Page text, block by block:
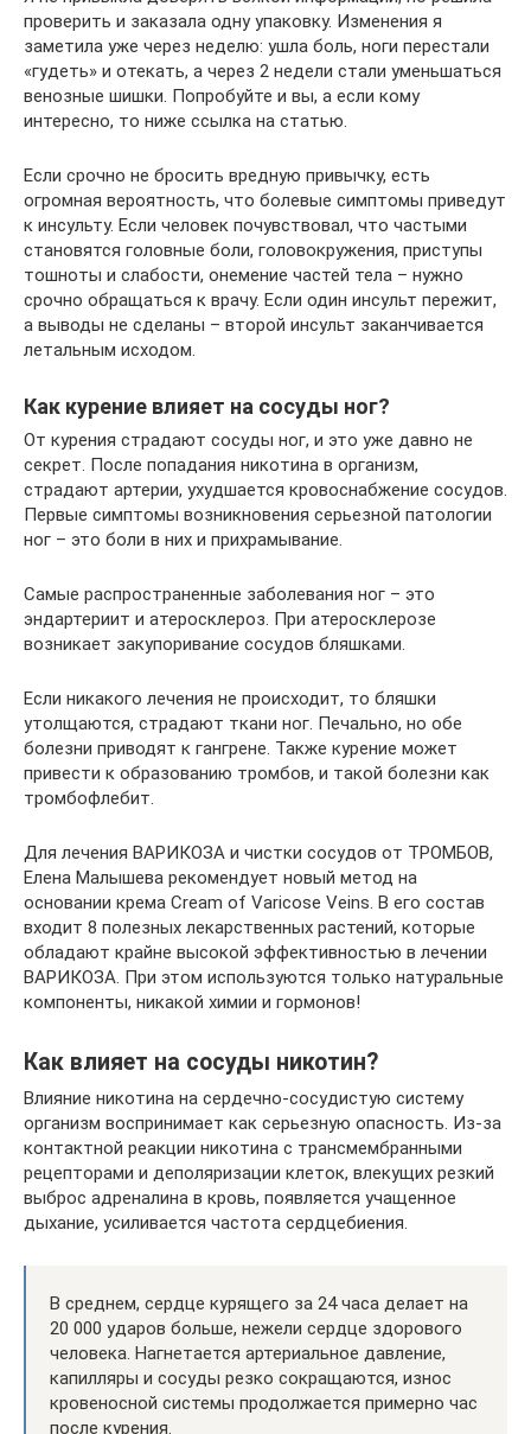
проверить и заказала одну упаковку. Изменения я
заметила уже через неделю: ушла боль, ноги перестали
«гудеть» и отекать, а через 2 недели стали уменьшаться
венозные шишки. Попробуйте и вы, а если кому
интересно, то ниже ссылка на статью.
Если срочно не бросить вредную привычку, есть
огромная вероятность, что болевые симптомы приведут
к инсульту. Если человек почувствовал, что частыми
становятся головные боли, головокружения, приступы
тошноты и слабости, онемение частей тела – нужно
срочно обращаться к врачу. Если один инсульт пережит,
а выводы не сделаны – второй инсульт заканчивается
летальным исходом.
Как курение влияет на сосуды ног?
От курения страдают сосуды ног, и это уже давно не
секрет. После попадания никотина в организм,
страдают артерии, ухудшается кровоснабжение сосудов.
Первые симптомы возникновения серьезной патологии
ног – это боли в них и прихрамывание.
Самые распространенные заболевания ног – это
эндартериит и атеросклероз. При атеросклерозе
возникает закупоривание сосудов бляшками.
Если никакого лечения не происходит, то бляшки
утолщаются, страдают ткани ног. Печально, но обе
болезни приводят к гангрене. Также курение может
привести к образованию тромбов, и такой болезни как
тромбофлебит.
Для лечения ВАРИКОЗА и чистки сосудов от ТРОМБОВ,
Елена Малышева рекомендует новый метод на
основании крема Cream of Varicose Veins. В его состав
входит 8 полезных лекарственных растений, которые
обладают крайне высокой эффективностью в лечении
ВАРИКОЗА. При этом используются только натуральные
компоненты, никакой химии и гормонов!
Как влияет на сосуды никотин?
Влияние никотина на сердечно-сосудистую систему
организм воспринимает как серьезную опасность. Из-за
контактной реакции никотина с трансмембранными
рецепторами и деполяризации клеток, влекущих резкий
выброс адреналина в кровь, появляется учащенное
дыхание, усиливается частота сердцебиения.
В среднем, сердце курящего за 24 часа делает на
20 000 ударов больше, нежели сердце здорового
человека. Нагнетается артериальное давление,
капилляры и сосуды резко сокращаются, износ
кровеносной системы продолжается примерно час
после курения.